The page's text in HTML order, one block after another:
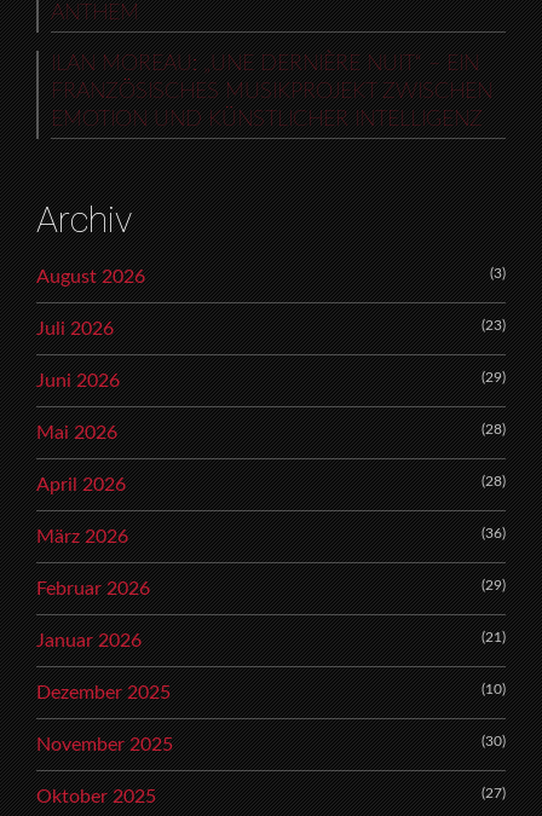
ANTHEM
ILAN MOREAU: „UNE DERNIÈRE NUIT“ – EIN
FRANZÖSISCHES MUSIKPROJEKT ZWISCHEN
EMOTION UND KÜNSTLICHER INTELLIGENZ
Archiv
August 2026 (3)
Juli 2026 (23)
Juni 2026 (29)
Mai 2026 (28)
April 2026 (28)
März 2026 (36)
Februar 2026 (29)
Januar 2026 (21)
Dezember 2025 (10)
November 2025 (30)
Oktober 2025 (27)